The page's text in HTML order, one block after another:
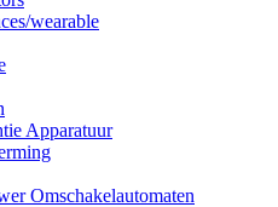
wearable
Apparatuur
Omschakelautomaten